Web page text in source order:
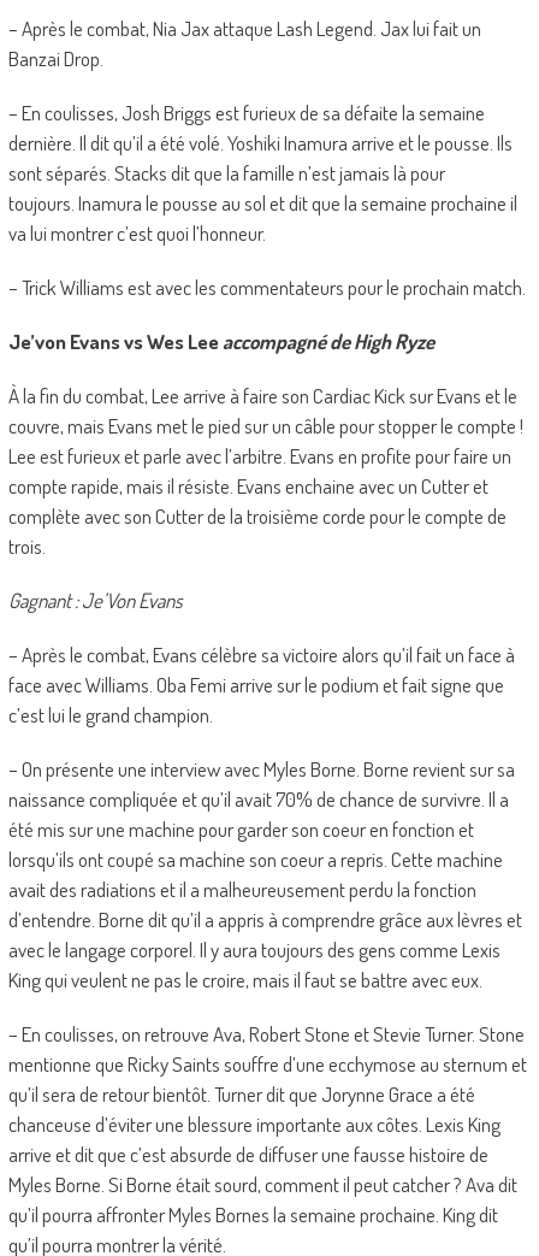
– Après le combat, Nia Jax attaque Lash Legend. Jax lui fait un
Banzai Drop.
– En coulisses, Josh Briggs est furieux de sa défaite la semaine
dernière. Il dit qu’il a été volé. Yoshiki Inamura arrive et le pousse. Ils
sont séparés. Stacks dit que la famille n’est jamais là pour
toujours. Inamura le pousse au sol et dit que la semaine prochaine il
va lui montrer c’est quoi l’honneur.
– Trick Williams est avec les commentateurs pour le prochain match.
Je’von Evans vs Wes Leeaccompagné de High Ryze
À la fin du combat, Lee arrive à faire son Cardiac Kick sur Evans et le
couvre, mais Evans met le pied sur un câble pour stopper le compte !
Lee est furieux et parle avec l’arbitre. Evans en profite pour faire un
compte rapide, mais il résiste. Evans enchaine avec un Cutter et
complète avec son Cutter de la troisième corde pour le compte de
trois.
Gagnant : Je’Von Evans
– Après le combat, Evans célèbre sa victoire alors qu’il fait un face à
face avec Williams. Oba Femi arrive sur le podium et fait signe que
c’est lui le grand champion.
– On présente une interview avec Myles Borne. Borne revient sur sa
naissance compliquée et qu’il avait 70% de chance de survivre. Il a
été mis sur une machine pour garder son coeur en fonction et
lorsqu’ils ont coupé sa machine son coeur a repris. Cette machine
avait des radiations et il a malheureusement perdu la fonction
d’entendre. Borne dit qu’il a appris à comprendre grâce aux lèvres et
avec le langage corporel. Il y aura toujours des gens comme Lexis
King qui veulent ne pas le croire, mais il faut se battre avec eux.
– En coulisses, on retrouve Ava, Robert Stone et Stevie Turner. Stone
mentionne que Ricky Saints souffre d’une ecchymose au sternum et
qu’il sera de retour bientôt. Turner dit que Jorynne Grace a été
chanceuse d’éviter une blessure importante aux côtes. Lexis King
arrive et dit que c’est absurde de diffuser une fausse histoire de
Myles Borne. Si Borne était sourd, comment il peut catcher ? Ava dit
qu’il pourra affronter Myles Bornes la semaine prochaine. King dit
qu’il pourra montrer la vérité.